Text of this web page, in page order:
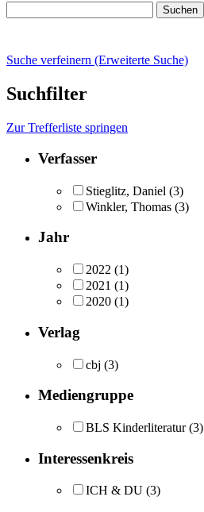
Suche verfeinern (Erweiterte Suche)
Suchfilter
Zur Trefferliste springen
Verfasser
Stieglitz, Daniel (3)
Winkler, Thomas (3)
Jahr
2022 (1)
2021 (1)
2020 (1)
Verlag
cbj (3)
Mediengruppe
BLS Kinderliteratur (3)
Interessenkreis
ICH & DU (3)